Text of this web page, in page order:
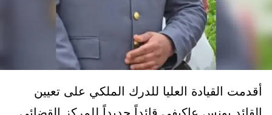
أقدمت القيادة العليا للدرك الملكي على تعيين